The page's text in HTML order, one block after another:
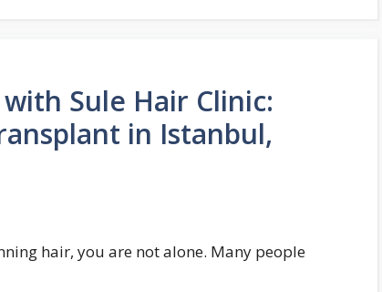
Sule Hair Clinic:
in Istanbul,
hair, you are not alone. Many people